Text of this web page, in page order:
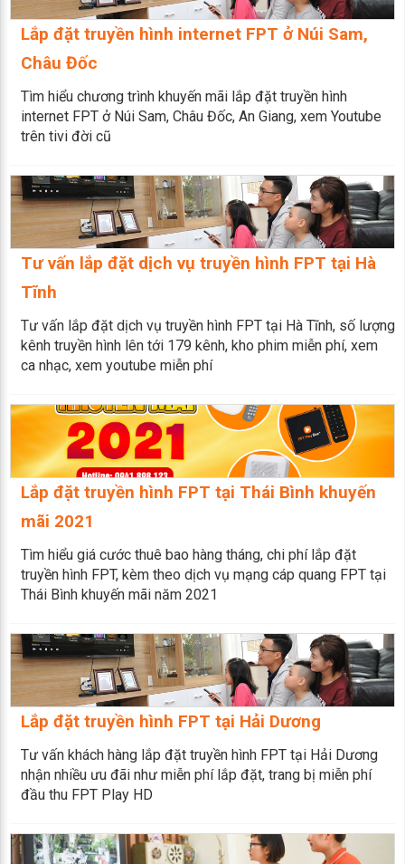
Lắp đặt truyền hình internet FPT ở Núi Sam,
Châu Đốc
Tìm hiểu chương trình khuyến mãi lắp đặt truyền hình
internet FPT ở Núi Sam, Châu Đốc, An Giang, xem Youtube
trên tivi đời cũ
Tư vấn lắp đặt dịch vụ truyền hình FPT tại Hà
Tĩnh
Tư vấn lắp đặt dịch vụ truyền hình FPT tại Hà Tĩnh, số lượng
kênh truyền hình lên tới 179 kênh, kho phim miễn phí, xem
ca nhạc, xem youtube miễn phí
Lắp đặt truyền hình FPT tại Thái Bình khuyến
mãi 2021
Tìm hiểu giá cước thuê bao hàng tháng, chi phí lắp đặt
truyền hình FPT, kèm theo dịch vụ mạng cáp quang FPT tại
Thái Bình khuyến mãi năm 2021
Lắp đặt truyền hình FPT tại Hải Dương
Tư vấn khách hàng lắp đặt truyền hình FPT tại Hải Dương
nhận nhiều ưu đãi như miễn phí lắp đặt, trang bị miễn phí
đầu thu FPT Play HD